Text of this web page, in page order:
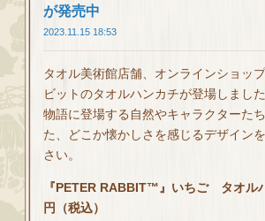
が発売中
2023.11.15 18:53
タオル美術館店舗、オンラインショッ
ビットのタオルハンカチが登場しました
物語に登場する自然やキャラクターた
た、どこか懐かしさを感じるデザイン
さい。
『PETER RABBIT™』いちご タオ
円（税込）